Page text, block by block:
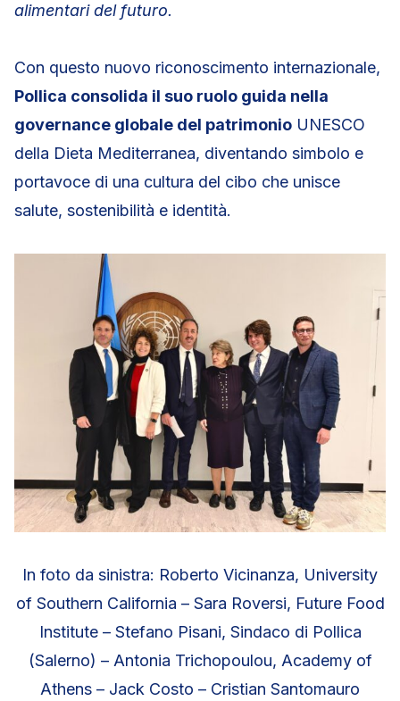
alimentari del futuro.
Con questo nuovo riconoscimento internazionale,
Pollica consolida il suo ruolo guida nella
governance globale del patrimonio UNESCO
della Dieta Mediterranea, diventando simbolo e
portavoce di una cultura del cibo che unisce
salute, sostenibilità e identità.
In foto da sinistra: Roberto Vicinanza, University
of Southern California – Sara Roversi, Future Food
Institute – Stefano Pisani, Sindaco di Pollica
(Salerno) – Antonia Trichopoulou, Academy of
Athens – Jack Costo – Cristian Santomauro